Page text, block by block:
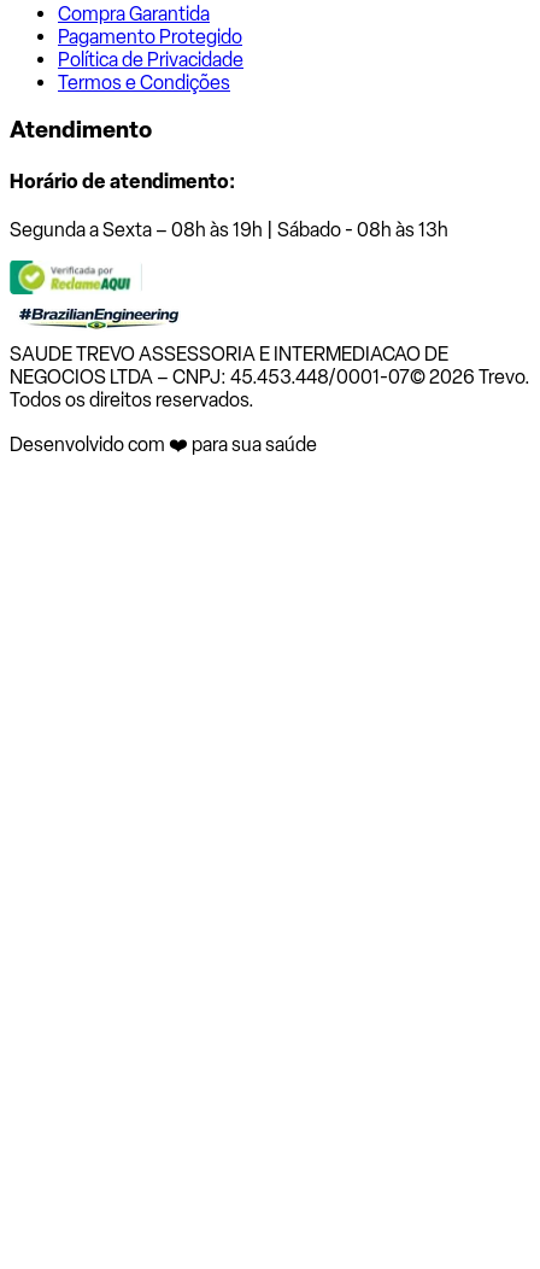
Compra Garantida
Pagamento Protegido
Política de Privacidade
Termos e Condições
Atendimento
Horário de atendimento:
Segunda a Sexta – 08h às 19h | Sábado - 08h às 13h
SAUDE TREVO ASSESSORIA E INTERMEDIACAO DE
NEGOCIOS LTDA – CNPJ: 45.453.448/0001-07© 2026 Trevo.
Todos os direitos reservados.
Desenvolvido com ❤️ para sua saúde